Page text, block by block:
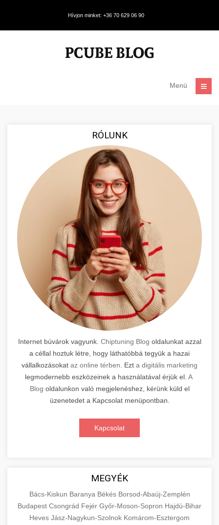
Hívjon minket: +36 70 629 06 90
Menü
RÓLUNK
Internet búvárok vagyunk. Chiptuning Blog oldalunkat azzal
a céllal hoztuk létre, hogy láthatóbbá tegyük a hazai
vállalkozásokat az online térben . Ezt a digitális marketing
legmodernebb eszközeinek a használatával érjük el. A
Blog oldalunkon való megjelenéshez, kérünk küld el
üzenetedet a Kapcsolat menüpontban.
Kapcsolat
MEGYÉK
Bács-Kiskun Baranya Békés Borsod-Abaúj-Zemplén
Budapest Csongrád Fejér Győr-Moson-Sopron Hajdú-Bihar
Heves Jász-Nagykun-Szolnok Komárom-Esztergom